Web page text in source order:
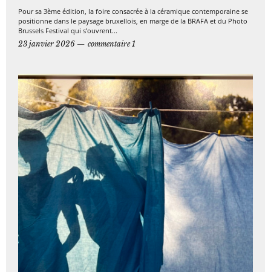
Pour sa 3ème édition, la foire consacrée à la céramique contemporaine se
positionne dans le paysage bruxellois, en marge de la BRAFA et du Photo
Brussels Festival qui s’ouvrent...
23 janvier 2026
commentaire 1